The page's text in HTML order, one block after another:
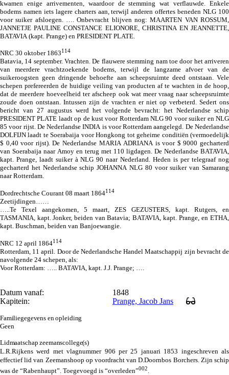
kwamen enige arrivementen, waardoor de stemming wat verflauwde. Enkele
bodems namen iets lagere charters aan, terwijl anderen offertes beneden NLG 100
voor suiker afsloegen. …. Onbevracht blijven nog: MAARTEN VAN ROSSUM,
JANNETJE PAULINE CONSTANCE ELIONORE, CHRISTINA EN JEANNETTE,
BATAVIA (kapt. Prange) en PRESIDENT PLATE.
NRC 30 oktober 1863114
Batavia, 14 september. Vrachten. De flauwere stemming nam toe door het arriveren
van meerdere vrachtzoekende bodems, terwijl de langzame afvoer van de
suikeroogsten geen dringende behoefte aan scheepsruimte deed ontstaan. Vele
schepen prefereerden de huidige veiling van producten af te wachten in de hoop,
dat de meerdere hoeveelheid ter afscheep ook wat meer vraag naar scheepsruimte
zoude doen ontstaan. Intussen zijn de vrachten er niet op verbeterd. Sedert ons
bericht van 27 augustus werd het volgende bevracht: het Nederlandse schip
PRESIDENT PLATE laadt op de kust voor Rotterdam NLG 90 voor suiker en NLG
85 voor rijst. De Nederlandse INDIA is voor Rotterdam aangelegd. De Nederlandse
DOLFIJN laadt te Soerabaija voor Hongkong tot geheime conditiën (vermoedelijk
$ 0,40 voor rijst). De Nederlandse MARIA ADRIANA is voor $ 9000 gecharterd
van Soerabaija naar Amoy en terug met 110 ligdagen. De Nederlandse BATAVIA,
kapt. Prange, laadt suiker à NLG 90 naar Nederland. Heden is per telegraaf nog
gecharterd het Nederlandse schip JOHANNA NLG 80 voor suiker van Samarang
naar Rotterdam.
Dordrechtsche Courant 08 maart 1864114
Zeetijdingen……
…..Te Texel aangekomen, 5 maart, ZES GEZUSTERS, kapt. Rutgers, en
TASMANIA, kapt. Jonker, beiden van Batavia; BATAVIA, kapt. Prange, en ETHA,
kapt. Buschman, beiden van Banjoewangie.
NRC 12 april 1864114
Rotterdam, 11 april. Door de Nederlandsche Handel Maatschappij zijn bevracht de
navolgende 24 schepen, als:
Voor Rotterdam: ….. BATAVIA, kapt. J.J. Prange; ….
Datum vanaf:
1848
Kapitein:
Prange, Jacob Jans
Familiegegevens en opleiding
Geen
Lidmaatschap zeemanscollege(s)
L.R.Rijkens werd met vlagnummer 906 per 25 januari 1853 ingeschreven als
effectief lid van Zeemanshoop op voordracht van D.Doornbos Borchers. Zijn schip
was de “Rabenhaupt”. Toegevoegd is “overleden”002.